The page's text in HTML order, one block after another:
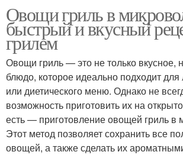
Овощи гриль в
быстрый и вкусный
грилем
Овощи гриль — это не только вкусное,
блюдо, которое идеально подходит для
или диетического меню. Однако не
возможность приготовить их на
есть — приготовление овощей гриль в
Этот метод позволяет сохранить все
овощей, а также сделать их